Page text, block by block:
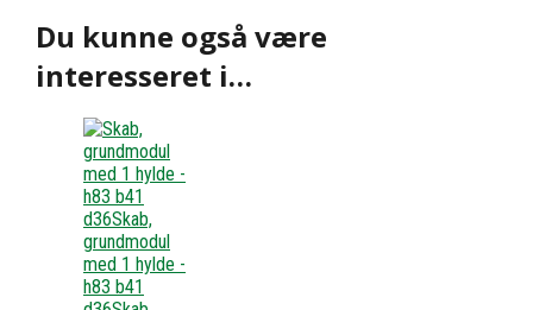
Du kunne også være
interesseret i…